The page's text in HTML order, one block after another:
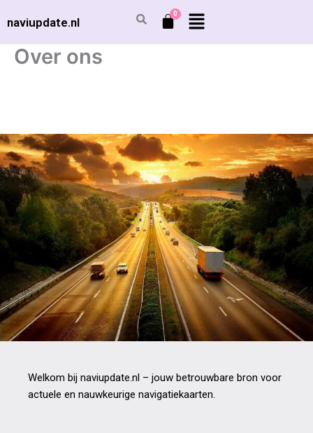
naar
de
inhoud
naviupdate.nl
Over ons
Welkom bij naviupdate.nl – jouw betrouwbare bron voor
actuele en nauwkeurige navigatiekaarten.